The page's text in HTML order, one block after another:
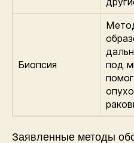
Биопсия
под
Заявленные методы